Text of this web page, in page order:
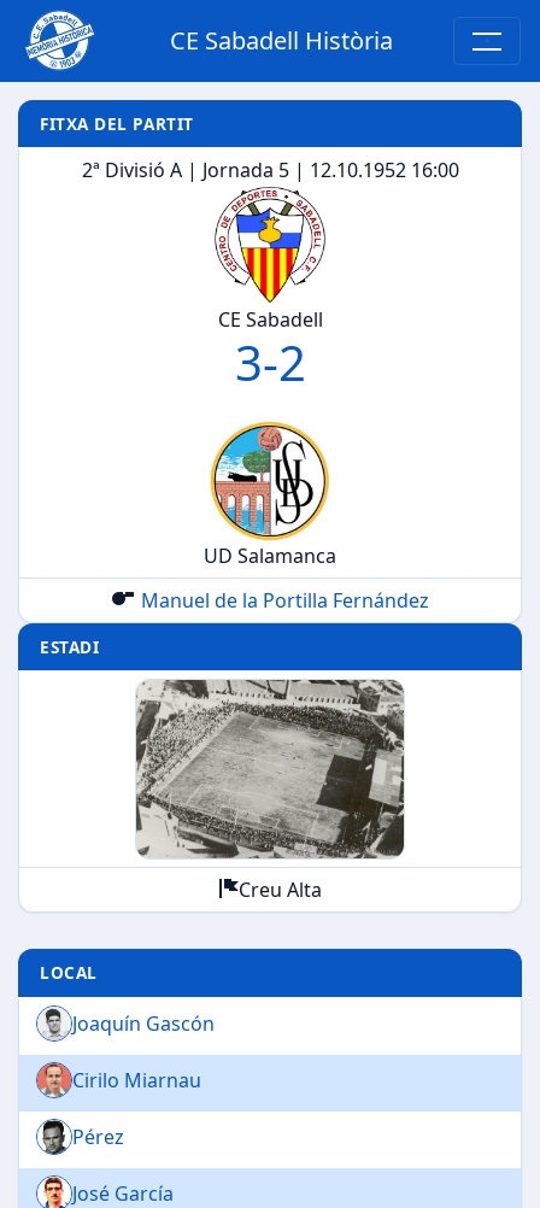
CE Sabadell Història
FITXA DEL PARTIT
2ª Divisió A | Jornada 5 | 12.10.1952 16:00
CE Sabadell
3-2
UD Salamanca
Manuel de la Portilla Fernández
ESTADI
Creu Alta
LOCAL
Joaquín Gascón
Cirilo Miarnau
Pérez
José García